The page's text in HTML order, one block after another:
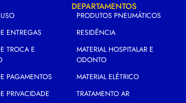
ENTREGAS
TROCA E
PAGAMENTOS
PRIVACIDADE
DEPARTAMENTOS
PRODUTOS PNEUMÁTICOS
RESIDÊNCIA
MATERIAL HOSPITALAR E
ODONTO
MATERIAL ELÉTRICO
TRATAMENTO AR